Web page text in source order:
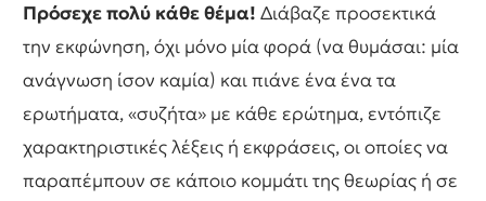
Πρόσεχε πολύ κάθε θέμα! Διάβαζε προσεκτικά
την εκφώνηση, όχι μόνο μία φορά (να θυμάσαι: μία
ανάγνωση ίσον καμία) και πιάνε ένα ένα τα
ερωτήματα, «συζήτα» με κάθε ερώτημα, εντόπιζε
χαρακτηριστικές λέξεις ή εκφράσεις, οι οποίες να
παραπέμπουν σε κάποιο κομμάτι της θεωρίας ή σε